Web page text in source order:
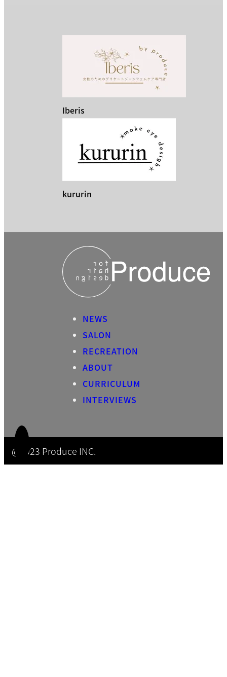
Iberis
kururin
NEWS
SALON
RECREATION
ABOUT
CURRICULUM
INTERVIEWS
@2023 Produce INC.